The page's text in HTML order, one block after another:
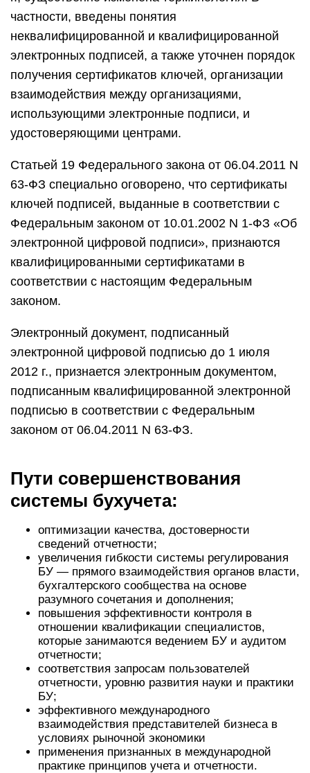
частности, введены понятия
неквалифицированной и квалифицированной
электронных подписей, а также уточнен порядок
получения сертификатов ключей, организации
взаимодействия между организациями,
использующими электронные подписи, и
удостоверяющими центрами.
Статьей 19 Федерального закона от 06.04.2011 N
63-ФЗ специально оговорено, что сертификаты
ключей подписей, выданные в соответствии с
Федеральным законом от 10.01.2002 N 1-ФЗ «Об
электронной цифровой подписи», признаются
квалифицированными сертификатами в
соответствии с настоящим Федеральным
законом.
Электронный документ, подписанный
электронной цифровой подписью до 1 июля
2012 г., признается электронным документом,
подписанным квалифицированной электронной
подписью в соответствии с Федеральным
законом от 06.04.2011 N 63-ФЗ.
Пути совершенствования
системы бухучета:
оптимизации качества, достоверности
сведений отчетности;
увеличения гибкости системы регулирования
БУ — прямого взаимодействия органов власти,
бухгалтерского сообщества на основе
разумного сочетания и дополнения;
повышения эффективности контроля в
отношении квалификации специалистов,
которые занимаются ведением БУ и аудитом
отчетности;
соответствия запросам пользователей
отчетности, уровню развития науки и практики
БУ;
эффективного международного
взаимодействия представителей бизнеса в
условиях рыночной экономики
применения признанных в международной
практике принципов учета и отчетности.